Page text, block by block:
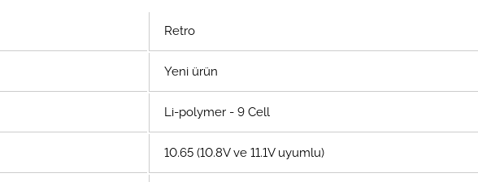
Retro
Yeni ürün
Li-polymer - 9 Cell
10.65 (10.8V ve 11.1V uyumlu)